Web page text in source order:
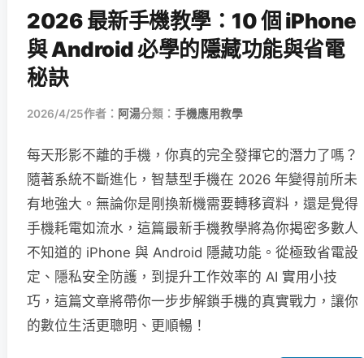
2026 最新手機教學：10 個 iPhone
與 Android 必學的隱藏功能與省電
秘訣
2026/4/25作者： 阿湯分類： 手機應用教學
每天形影不離的手機，你真的完全發揮它的潛力了嗎？
隨著系統不斷進化，智慧型手機在 2026 年變得前所未
有地強大。無論你是剛換新機需要轉移資料，還是覺得
手機耗電如流水，這篇最新手機教學將為你揭密多數人
不知道的 iPhone 與 Android 隱藏功能。從極致省電設
定、隱私安全防護，到提升工作效率的 AI 實用小技
巧，這篇文章將帶你一步步解鎖手機的真實戰力，讓你
的數位生活更聰明、更順暢！